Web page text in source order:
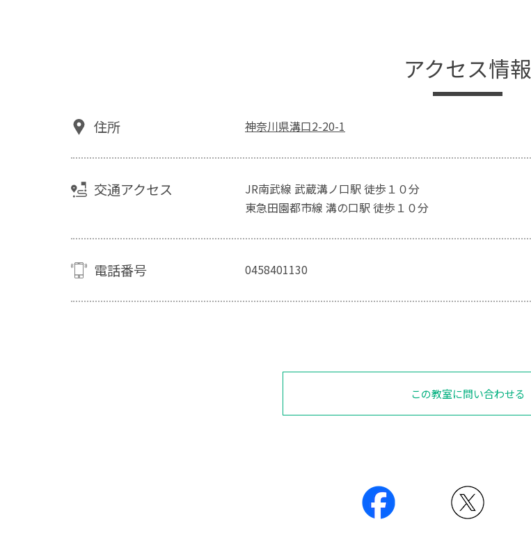
アクセス情報
住所 神奈川県溝口2-20-1
交通アクセス
JR南武線 武蔵溝ノ口駅 徒歩１０分
東急田園都市線 溝の口駅 徒歩１０分
電話番号 0458401130
この教室に問い合わせる